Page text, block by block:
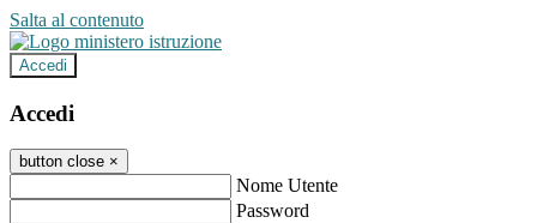
Salta al contenuto
Accedi
Accedi
button close ×
Nome Utente
Password